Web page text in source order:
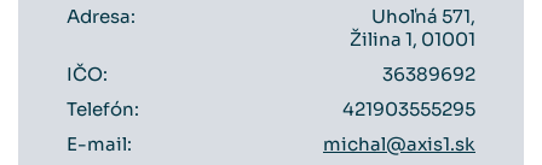
Adresa:
Uhoľná 571,
Žilina 1, 01001
IČO:
36389692
Telefón:
421903555295
E-mail:
michal@axis1.sk